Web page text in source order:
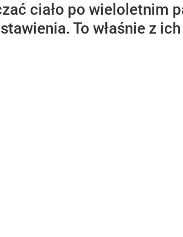
ciało po wieloletnim
To właśnie z